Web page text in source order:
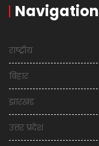
Navigation
राष्ट्रीय
बिहार
झारखंड
उत्तर प्रदेश